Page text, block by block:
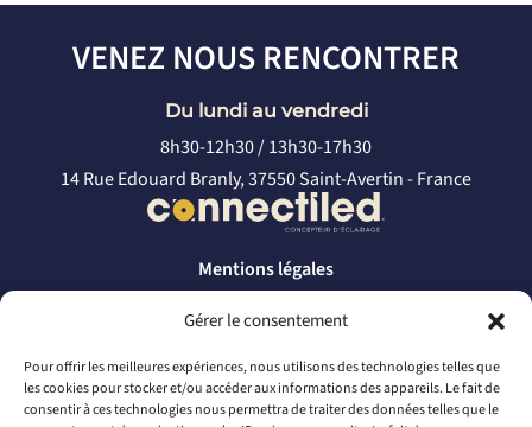
Gérer le consentement
Pour offrir les meilleures expériences, nous utilisons des technologies telles que
les cookies pour stocker et/ou accéder aux informations des appareils. Le fait de
consentir à ces technologies nous permettra de traiter des données telles que le
VENEZ NOUS RENCONTRER
Du lundi au vendredi
8h30-12h30 / 13h30-17h30
14 Rue Edouard Branly, 37550 Saint-Avertin - France
Mentions légales
Politique de confidentialité
CONTACTEZ-NOUS
par téléphone